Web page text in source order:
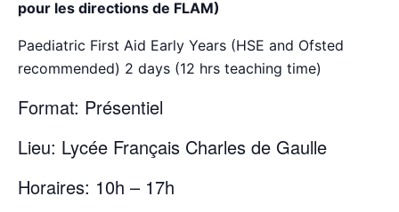
pour les directions de FLAM)
Paediatric First Aid Early Years (HSE and Ofsted
recommended) 2 days (12 hrs teaching time)
Format: Présentiel
Lieu: Lycée Français Charles de Gaulle
Horaires: 10h – 17h